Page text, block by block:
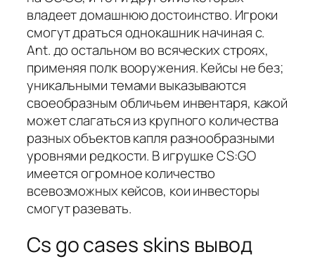
владеет домашнюю достоинство. Игроки
смогут драться однокашник начиная с.
Ant. до остальном во всяческих строях,
применяя полк вооружения. Кейсы не без;
уникальными темами выказываются
своеобразным обличьем инвентаря, какой
может слагаться из крупного количества
разных объектов капля разнообразными
уровнями редкости. В игрушке CS:GO
имеется огромное количество
всевозможных кейсов, кои инвесторы
смогут разевать.
Cs go cases skins вывод